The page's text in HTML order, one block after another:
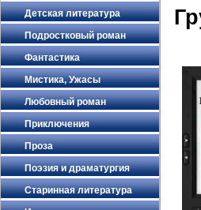
Детская литература
Подростковый роман
Фантастика
Мистика, Ужасы
Любовный роман
Приключения
Проза
Поэзия и драматургия
Старинная литература